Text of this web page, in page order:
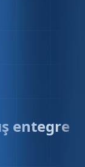
entegre
— her